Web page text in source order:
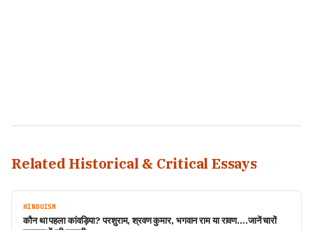
Related Historical & Critical Essays
HINDUISM
कौन था पहला कांवड़िया? परशुराम, श्रवण कुमार, भगवान राम या रावण….जानें चारों